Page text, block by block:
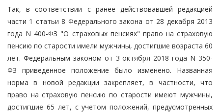
Так, в соответствии с ранее действовавшей редакцией
части 1 статьи 8 Федерального закона от 28 декабря 2013
года N 400-ФЗ "О страховых пенсиях" право на страховую
пенсию по старости имели мужчины, достигшие возраста 60
лет. Федеральным законом от 3 октября 2018 года N 350-
ФЗ приведенное положение было изменено. Названная
норма в новой редакции закрепляет, в частности, что
право на страховую пенсию по старости имеют мужчины,
достигшие 65 лет, с учетом положений, предусмотренных